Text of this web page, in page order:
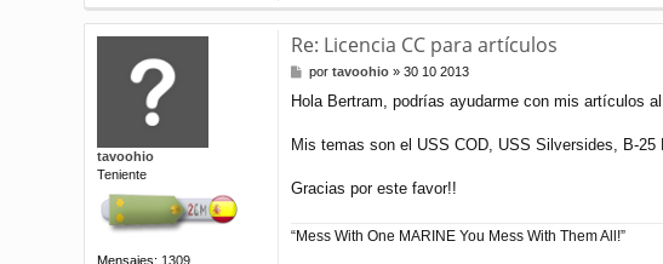
tavoohio
Teniente
Mensajes: 1309
Re: Licencia CC para artículos
M
n
a
portavoohio »30 10 2013
Hola Bertram, podrías ayudarme con mis artículos
Mis temas son el USS COD, USS Silversides, B-
Gracias por este favor!!
“Mess With One MARINE You Mess With Them All!”